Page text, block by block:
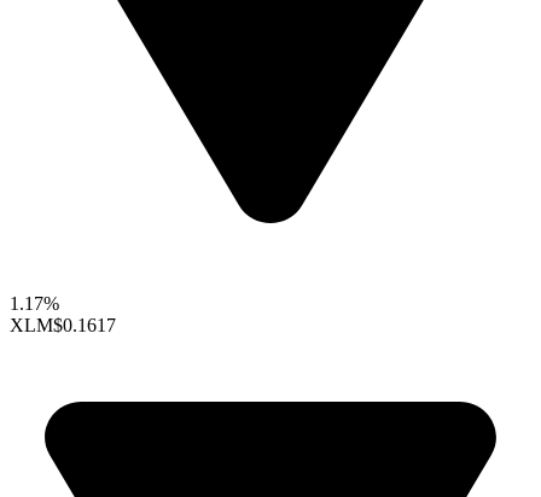
1.17%
XLM$0.1617